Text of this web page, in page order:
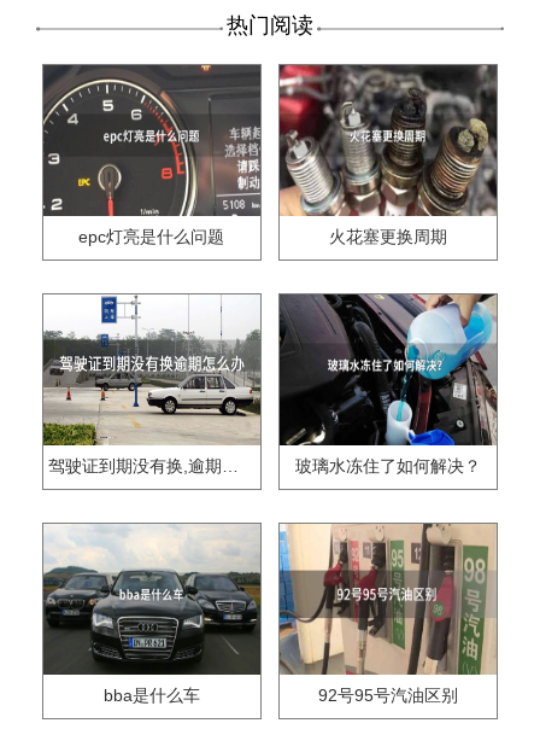
热门阅读
epc灯亮是什么问题 火花塞更换周期
驾驶证到期没有换,逾期怎么办?? 玻璃水冻住了如何解决？
bba是什么车 92号95号汽油区别